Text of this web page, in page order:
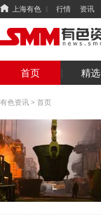
上海有色 行情 资讯
首页 精选
有色资讯> 首页